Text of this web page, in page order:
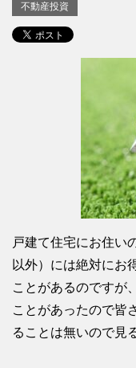
不動産投資
戸建て住宅にお住い
以外）には絶対にお
ことがあるのですが
ことがあったので皆
ることは無いので見